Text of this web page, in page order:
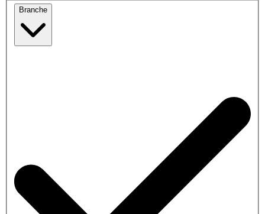
Branche